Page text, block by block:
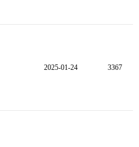
2025-01-24 3367